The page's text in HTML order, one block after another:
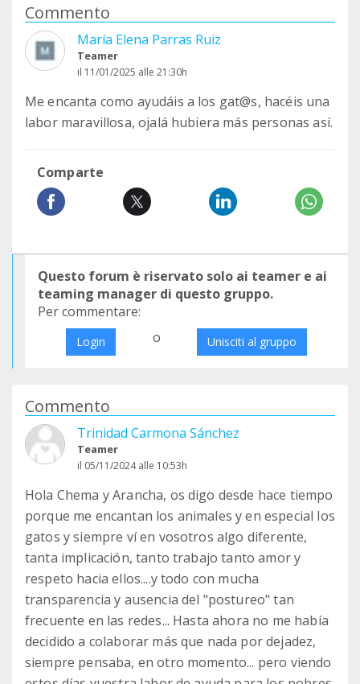
Commento
María Elena Parras Ruiz
Teamer
il 11/01/2025 alle 21:30h
Me encanta como ayudáis a los gat@s, hacéis una
labor maravillosa, ojalá hubiera más personas así.
Comparte
Questo forum è riservato solo ai teamer e ai
teaming manager di questo gruppo.
Per commentare:
Login o Unisciti al gruppo
Commento
Trinidad Carmona Sánchez
Teamer
il 05/11/2024 alle 10:53h
Hola Chema y Arancha, os digo desde hace tiempo
porque me encantan los animales y en especial los
gatos y siempre ví en vosotros algo diferente,
tanta implicación, tanto trabajo tanto amor y
respeto hacia ellos....y todo con mucha
transparencia y ausencia del "postureo" tan
frecuente en las redes... Hasta ahora no me había
decidido a colaborar más que nada por dejadez,
siempre pensaba, en otro momento... pero viendo